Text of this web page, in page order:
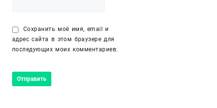
Сохранить моё имя, email и
адрес сайта в этом браузере для
последующих моих комментариев.